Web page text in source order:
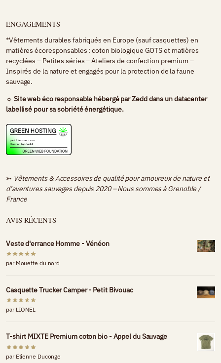
ENGAGEMENTS
*Vêtements durables fabriqués en Europe (sauf casquettes) en
matières écoresponsables : coton biologique GOTS et matières
recyclées – Petites séries – Ateliers de confection premium –
Inspirés de la nature et engagés pour la protection de la faune
sauvage.
☼ Site web éco responsable hébergé parZedddans un datacenter
labellisé pour sa sobriété énergétique.
➳ Vêtements & Accessoires de qualité pour amoureux de nature et
d’aventures sauvages depuis 2020 – Nous sommes àGrenoble /
France
AVIS RÉCENTS
Veste d'errance Homme - Vénéon
par Mouette du nord
Casquette Trucker Camper - Petit Bivouac
par LIONEL
T-shirt MIXTE Premium coton bio - Appel du Sauvage
par Etienne Duconge